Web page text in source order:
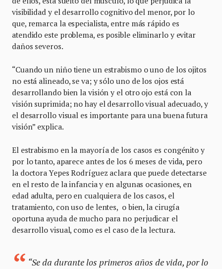
visibilidad y el desarrollo cognitivo del menor, por lo
que, remarca la especialista, entre más rápido es
atendido este problema, es posible eliminarlo y evitar
daños severos.
“Cuando un niño tiene un estrabismo o uno de los ojitos
no está alineado, se va; y sólo uno de los ojos está
desarrollando bien la visión y el otro ojo está con la
visión suprimida; no hay el desarrollo visual adecuado, y
el desarrollo visual es importante para una buena futura
visión” explica.
El estrabismo en la mayoría de los casos es congénito y
por lo tanto, aparece antes de los 6 meses de vida, pero
la doctora Yepes Rodríguez aclara que puede detectarse
en el resto de la infancia y en algunas ocasiones, en
edad adulta, pero en cualquiera de los casos, el
tratamiento, con uso de lentes, o bien, la cirugía
oportuna ayuda de mucho para no perjudicar el
desarrollo visual, como es el caso de la lectura.
“Se da durante los primeros años de vida, por lo